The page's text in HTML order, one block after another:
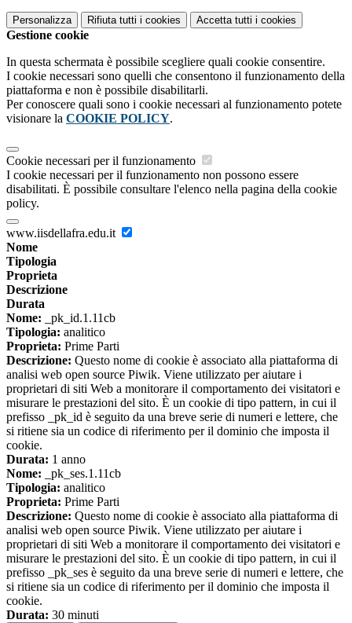
Personalizza Rifiuta tutti i cookies Accetta tutti i cookies
Gestione cookie
In questa schermata è possibile scegliere quali cookie consentire.
I cookie necessari sono quelli che consentono il funzionamento della
piattaforma e non è possibile disabilitarli.
Per conoscere quali sono i cookie necessari al funzionamento potete
visionare la COOKIE POLICY.
Cookie necessari per il funzionamento
I cookie necessari per il funzionamento non possono essere
disabilitati. È possibile consultare l'elenco nella pagina della cookie
policy.
www.iisdellafra.edu.it
Nome
Tipologia
Proprieta
Descrizione
Durata
Nome: _pk_id.1.11cb
Tipologia: analitico
Proprieta: Prime Parti
Descrizione: Questo nome di cookie è associato alla piattaforma di
analisi web open source Piwik. Viene utilizzato per aiutare i
proprietari di siti Web a monitorare il comportamento dei visitatori e
misurare le prestazioni del sito. È un cookie di tipo pattern, in cui il
prefisso _pk_id è seguito da una breve serie di numeri e lettere, che
si ritiene sia un codice di riferimento per il dominio che imposta il
cookie.
Durata: 1 anno
Nome: _pk_ses.1.11cb
Tipologia: analitico
Proprieta: Prime Parti
Descrizione: Questo nome di cookie è associato alla piattaforma di
analisi web open source Piwik. Viene utilizzato per aiutare i
proprietari di siti Web a monitorare il comportamento dei visitatori e
misurare le prestazioni del sito. È un cookie di tipo pattern, in cui il
prefisso _pk_ses è seguito da una breve serie di numeri e lettere, che
si ritiene sia un codice di riferimento per il dominio che imposta il
cookie.
Durata: 30 minuti